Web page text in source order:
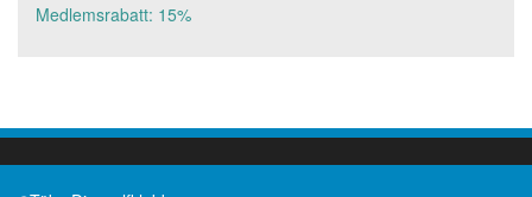
Medlemsrabatt: 15%